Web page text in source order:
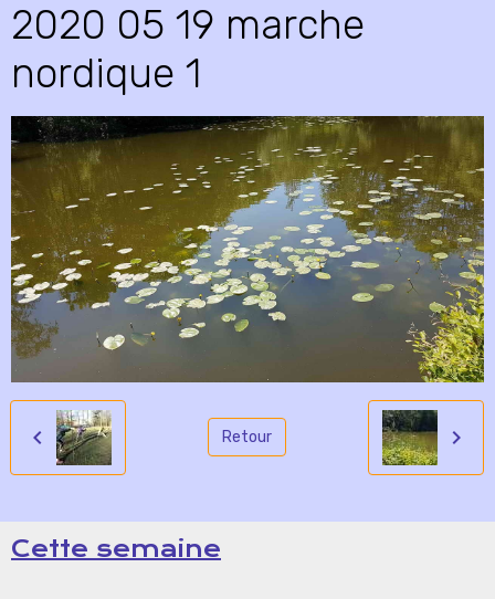
2020 05 19 marche
nordique 1
Retour
Cette semaine